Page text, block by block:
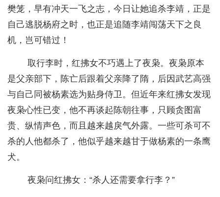
樊笼，早有冲天一飞之志，今日让她追杀李靖，正是
自己逃脱杨府之时，也正是追随李靖闯荡天下之良
机，岂可错过！
取行李时，红拂女不巧遇上了夜枭。夜枭原本
是父亲部下，陈亡后跟着父亲降了隋，后因武艺高强
与自己同被杨素选为贴身侍卫。但近年来红拂女发现
夜枭心性已变，他不再谈起陈朝往事，只顾贪图富
贵、纵情声色，而且越来越戾气外露。一些可杀可不
杀的人他都杀了，他似乎越来越甘于做杨素的一条鹰
犬。
夜枭问红拂女：“杀人还需要拿行李？”